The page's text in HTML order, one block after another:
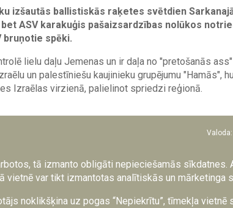
izšautās ballistiskās raķetes svētdien
ASV karakuģis pašaizsardzības nolūkos
bruņotie spēki.
lielu daļu Jemenas un ir daļa no "pretošanās
un palestīniešu kaujinieku grupējumu "Hamās",
Izraēlas virzienā, palielinot spriedzi reģionā.
tiešus draudus starptautiskajai tirdzniecībai
uzbrukumus, lai gan tos veic hutieši
paziņojumā.
Valoda:
tā izmanto obligāti nepieciešamās sīkdatnes.
vietnē var tikt izmantotas analītiskās un mārketinga
noklikšķina uz pogas “Nepiekrītu”, tīmekļa vietnē